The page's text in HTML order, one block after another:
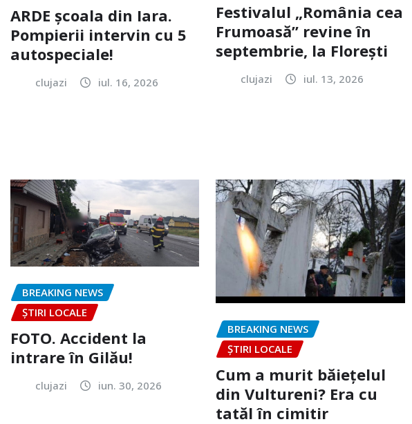
ARDE școala din Iara.
Pompierii intervin cu 5
autospeciale!
clujazi iul. 16, 2026
Festivalul „România cea
Frumoasă” revine în
septembrie, la Florești
clujazi iul. 13, 2026
BREAKING NEWS
ȘTIRI LOCALE
FOTO. Accident la
intrare în Gilău!
clujazi iun. 30, 2026
BREAKING NEWS
ȘTIRI LOCALE
Cum a murit băiețelul
din Vultureni? Era cu
tatăl în cimitir